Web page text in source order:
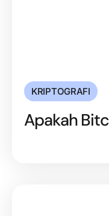
KRIPTOGRAFI
Apakah